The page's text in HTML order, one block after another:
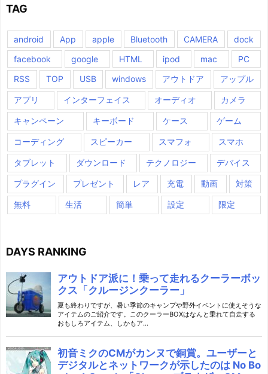
TAG
android App apple Bluetooth CAMERA
dock
facebook
google HTML ipod mac
PC
RSS
TOP USB windows アウトドア アップル
アプリ インターフェイス オーディオ カメラ
キャンペーン キーボード ケース ゲーム
コーディング スピーカー スマフォ スマホ
タブレット ダウンロード テクノロジー デバイス
プラグイン プレゼント レア 充電 動画 対策
無料 生活 簡単 設定 限定
DAYS RANKING